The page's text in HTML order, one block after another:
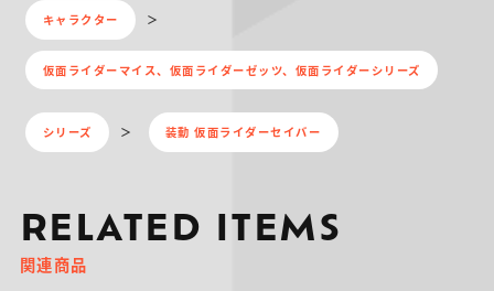
キャラクター
仮面ライダーマイス、仮面ライダーゼッツ、仮面ライダーシリーズ
シリーズ 装動 仮面ライダーセイバー
RELATED ITEMS
関連商品